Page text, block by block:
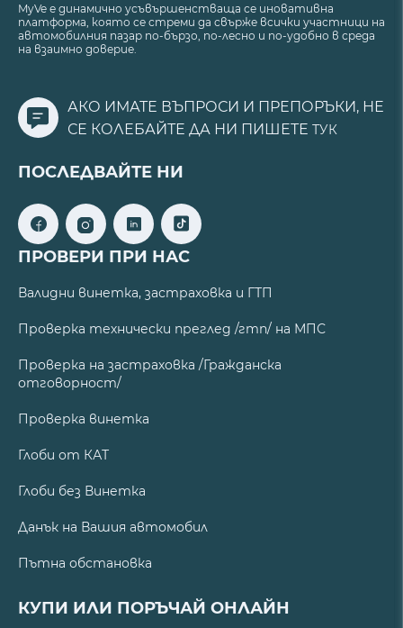
MyVe е динамично усъвършенстваща се иновативна
платформа, която се стреми да свърже всички участници на
автомобилния пазар по-бързо, по-лесно и по-удобно в среда
на взаимно доверие.
АКО ИМАТЕ ВЪПРОСИ И ПРЕПОРЪКИ, НЕ
СЕ КОЛЕБАЙТЕ ДА НИ ПИШЕТЕ ТУК
ПОСЛЕДВАЙТЕ НИ
ПРОВЕРИ ПРИ НАС
Валидни винетка, застраховка и ГТП
Проверка технически преглед /гтп/ на МПС
Проверка на застраховка /Гражданска
отговорност/
Проверка винетка
Глоби от КАТ
Глоби без Винетка
Данък на Вашия автомобил
Пътна обстановка
КУПИ ИЛИ ПОРЪЧАЙ ОНЛАЙН